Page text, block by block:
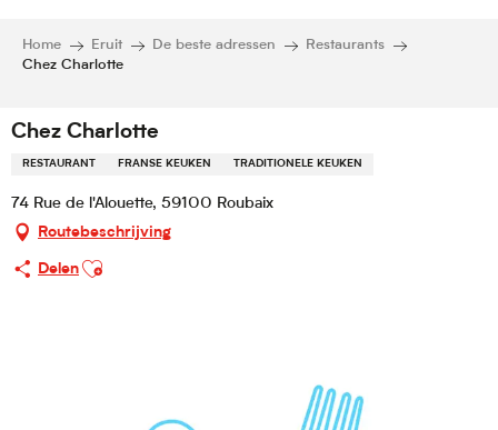
Home Eruit De beste adressen
Restaurants
Chez Charlotte
Chez Charlotte
RESTAURANT FRANSE KEUKEN TRADITIONELE KEUKEN
74 Rue de l'Alouette, 59100 Roubaix
Routebeschrijving
Delen
Ajouter aux favoris